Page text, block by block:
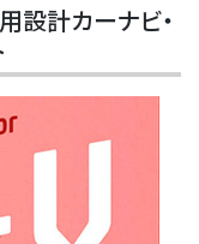
設計カーナビ・